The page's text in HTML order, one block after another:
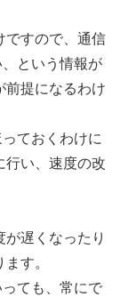
ですので、通信
という情報が
前提になるわけ
ておくわけに
行い、速度の改
遅くなったり
す。
ても、常にで